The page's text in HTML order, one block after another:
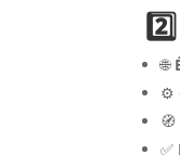
🌐
⚙️
🧭
✅